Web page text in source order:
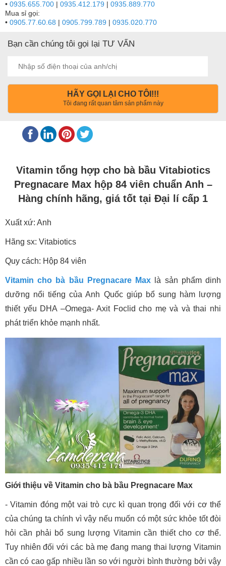
• 0935.655.700 | 0935.412.179 | 0935.889.770
Mua sỉ gọi:
• 0905.77.60.68 | 0905.799.789 | 0935.020.770
Bạn cần chúng tôi gọi lại TƯ VẤN
HÃY GỌI LẠI CHO TÔI!!!
Tôi đang rất quan tâm sản phẩm này
Vitamin tổng hợp cho bà bầu Vitabiotics
Pregnacare Max hộp 84 viên chuẩn Anh –
Hàng chính hãng, giá tốt tại Đại lí cấp 1
Xuất xứ: Anh
Hãng sx: Vitabiotics
Quy cách: Hộp 84 viên
Vitamin cho bà bầu Pregnacare Max là sản phẩm dinh
dưỡng nổi tiếng của Anh Quốc giúp bổ sung hàm lượng
thiết yếu DHA –Omega- Axit Foclid cho mẹ và và thai nhi
phát triển khỏe mạnh nhất.
Giới thiệu về Vitamin cho bà bầu Pregnacare Max
- Vitamin đóng một vai trò cực kì quan trọng đối với cơ thể
của chúng ta chính vì vậy nếu muốn có một sức khỏe tốt đòi
hỏi cần phải bổ sung lượng Vitamin cần thiết cho cơ thể.
Tuy nhiên đối với các bà mẹ đang mang thai lượng Vitamin
cần có cao gấp nhiều lần so với người bình thường bởi vậy